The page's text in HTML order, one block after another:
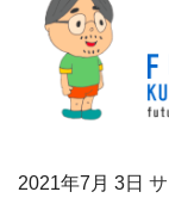
2021年7月 3日